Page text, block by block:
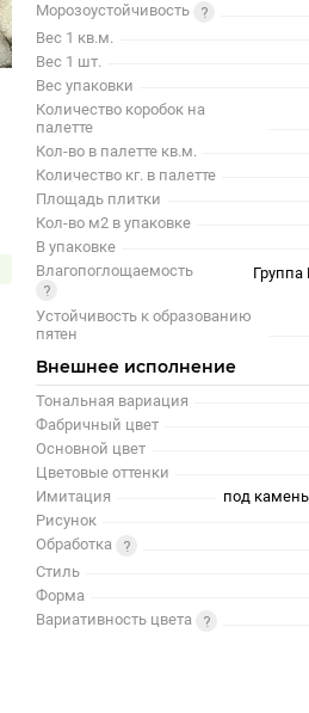
Морозоустойчивость
Вес 1 кв.м.
Вес 1 шт.
Вес упаковки
Количество коробок на
палетте
Кол-во в палетте кв.м.
Количество кг. в палетте
Площадь плитки
Кол-во м2 в упаковке
В упаковке
Влагопоглощаемость
Группа
Устойчивость к образованию
пятен
Внешнее исполнение
Тональная вариация
Фабричный цвет
Основной цвет
Цветовые оттенки
Имитация
под
Рисунок
Обработка
Стиль
Форма
Вариативность цвета